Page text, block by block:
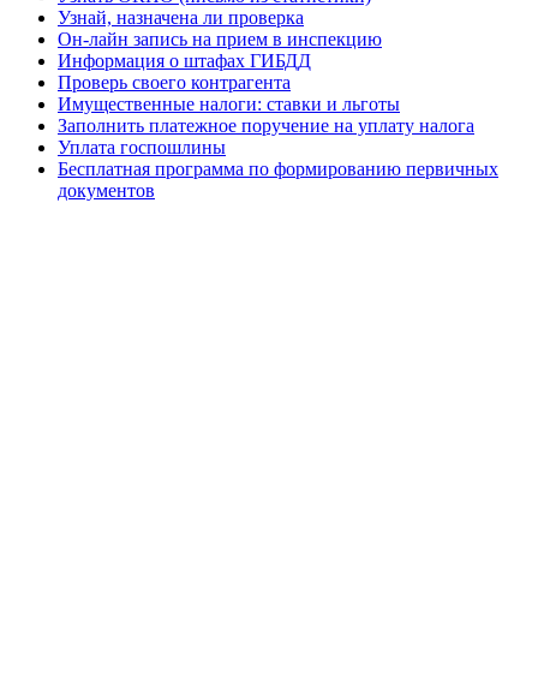
Узнай, назначена ли проверка
Он-лайн запись на прием в инспекцию
Информация о штафах ГИБДД
Проверь своего контрагента
Имущественные налоги: ставки и льготы
Заполнить платежное поручение на уплату налога
Уплата госпошлины
Бесплатная программа по формированию первичных
документов